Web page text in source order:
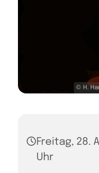
© H.
Freitag, 28.
Uhr